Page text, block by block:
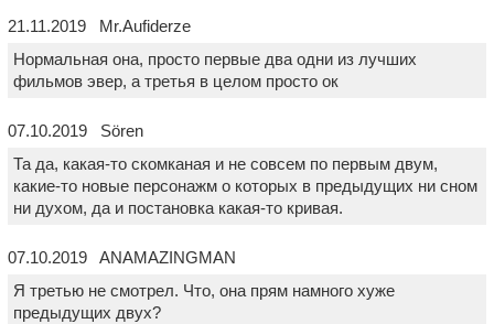
21.11.2019 Mr.Aufiderze
Нормальная она, просто первые два одни из лучших
фильмов эвер, а третья в целом просто ок
07.10.2019 Sören
Та да, какая-то скомканая и не совсем по первым двум,
какие-то новые персонажм о которых в предыдущих ни сном
ни духом, да и постановка какая-то кривая.
07.10.2019 ANAMAZINGMAN
Я третью не смотрел. Что, она прям намного хуже
предыдущих двух?